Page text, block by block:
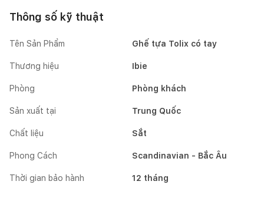
Thông số kỹ thuật
Tên Sản Phẩm Ghế tựa Tolix có tay
Thương hiệu Ibie
Phòng Phòng khách
Sản xuất tại Trung Quốc
Chất liệu Sắt
Phong Cách Scandinavian - Bắc Âu
Thời gian bảo hành 12 tháng